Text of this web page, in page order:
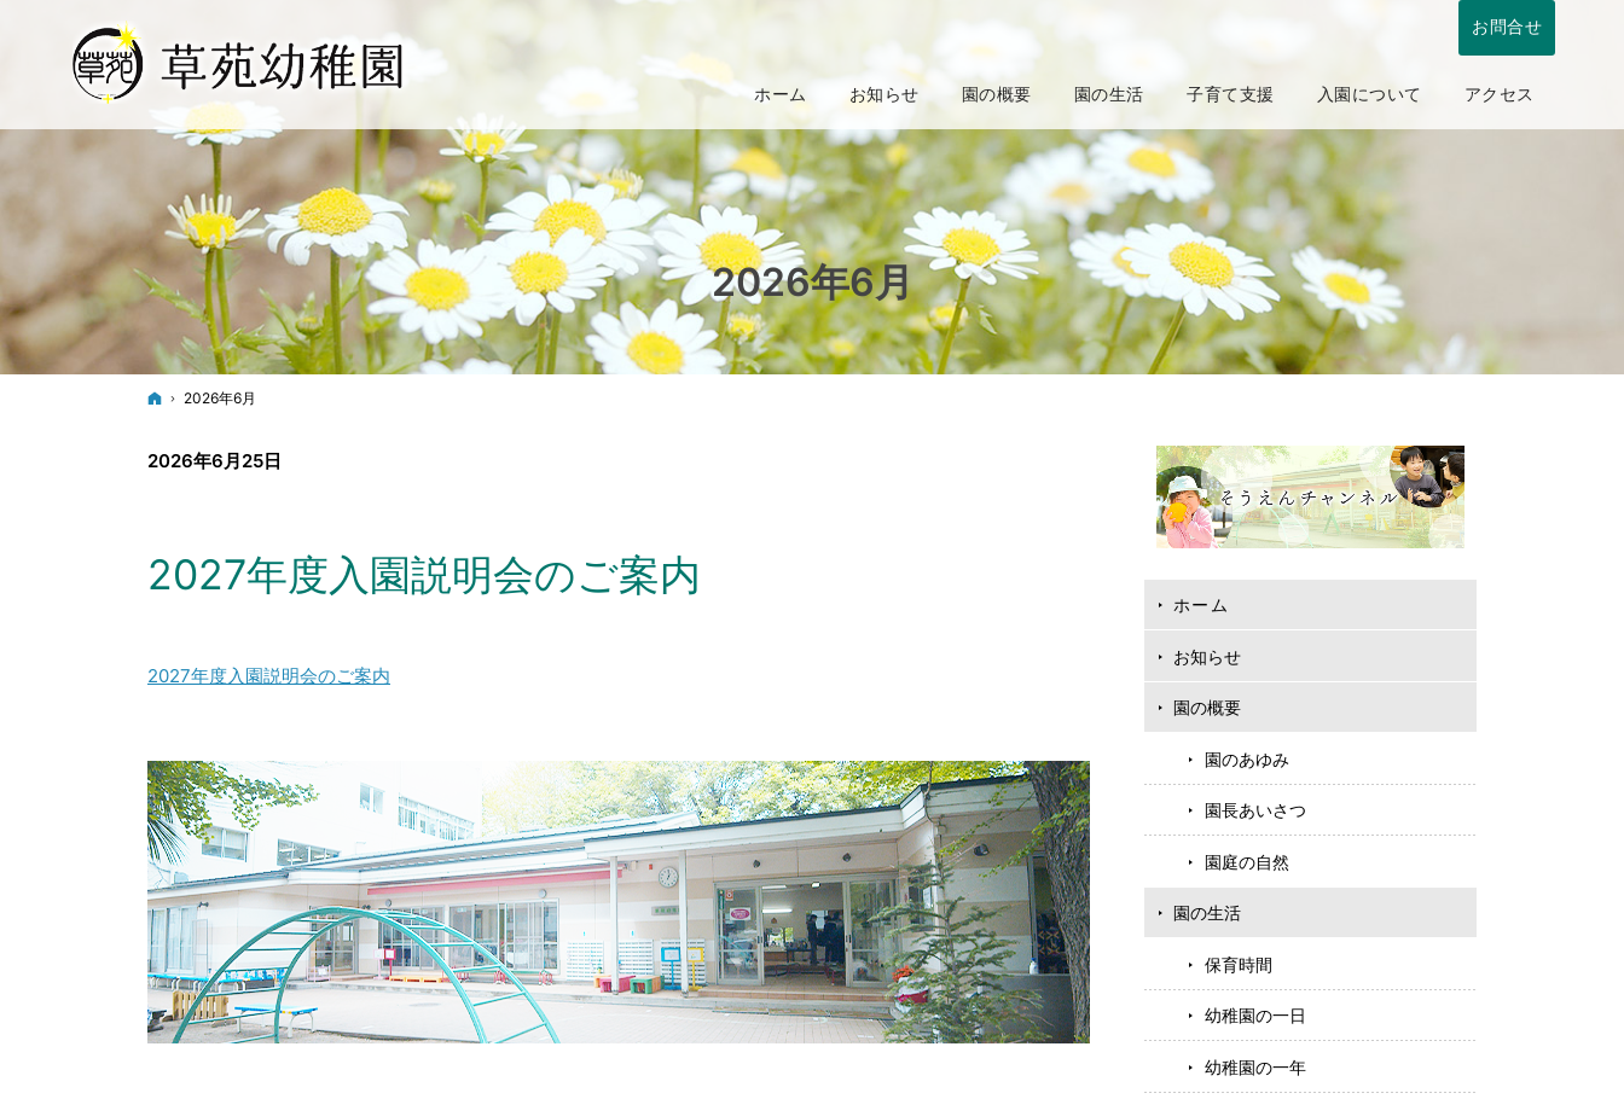
2026年6月
ホーム
2026年6月
2026年6月25日
2027年度入園説明会のご案内
2027年度入園説明会のご案内
2027年度入園説
ホーム
お知らせ
園の概要
園のあゆみ
園長あいさつ
園庭の自然
園の生活
保育時間
幼稚園の一日
幼稚園の一年
お問合せ
ホーム お知らせ 園の概要 園の生活 子育て支援 入園について アクセス